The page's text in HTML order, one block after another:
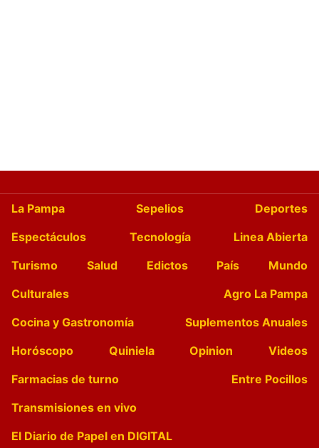
La Pampa Sepelios
Deportes
Espectáculos
Tecnología
Linea Abierta
Turismo
Salud Edictos País
Mundo
Culturales
Agro La Pampa
Cocina y Gastronomía
Suplementos Anuales
Horóscopo
Quiniela Opinion
Videos
Farmacias de turno
Entre Pocillos
Transmisiones en vivo
El Diario de Papel en DIGITAL